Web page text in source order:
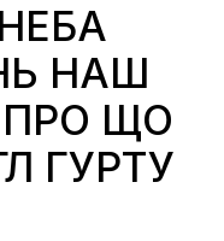
НАШ
ПРО ЩО
ГУРТУ